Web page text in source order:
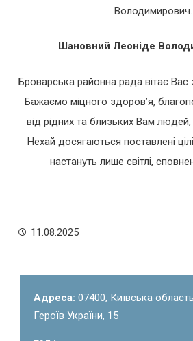
Володимирович.
Шановний Леоніде
Броварська районна рада вітає
Бажаємо міцного здоров’я,
від рідних та близьких Вам людей,
Нехай досягаються поставлені
настануть лише світлі,
11.08.2025
Адреса: 07400, Київська
Героїв України, 15